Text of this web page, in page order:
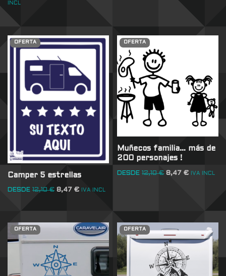
INCL
OFERTA
Camper 5 estrellas
DESDE 12,10€ 8,47 € IVA INCL
OFERTA
Muñecos familia… más de
200 personajes !
DESDE 12,10€ 8,47€ IVA INCL
OFERTA OFERTA